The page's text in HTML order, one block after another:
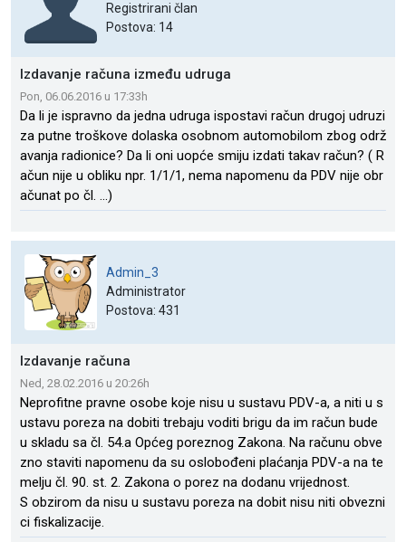
Registrirani član
Postova: 14
Izdavanje računa između udruga
Pon, 06.06.2016 u 17:33h
Da li je ispravno da jedna udruga ispostavi račun drugoj udruzi
za putne troškove dolaska osobnom automobilom zbog održ
avanja radionice? Da li oni uopće smiju izdati takav račun? ( R
ačun nije u obliku npr. 1/1/1, nema napomenu da PDV nije obr
ačunat po čl. ...)
Admin_3
Administrator
Postova: 431
Izdavanje računa
Ned, 28.02.2016 u 20:26h
Neprofitne pravne osobe koje nisu u sustavu PDV-a, a niti u s
ustavu poreza na dobiti trebaju voditi brigu da im račun bude
u skladu sa čl. 54.a Općeg poreznog Zakona. Na računu obve
zno staviti napomenu da su oslobođeni plaćanja PDV-a na te
melju čl. 90. st. 2. Zakona o porez na dodanu vrijednost.
S obzirom da nisu u sustavu poreza na dobit nisu niti obvezni
ci fiskalizacije.